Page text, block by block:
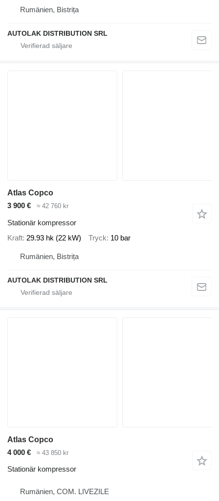
Rumänien, Bistrița
AUTOLAK DISTRIBUTION SRL
Atlas Copco
3 900 €
≈ 42 760 kr
Stationär kompressor
Kraft 29.93 hk (22 kW) Tryck 10 bar
Rumänien, Bistrița
AUTOLAK DISTRIBUTION SRL
Atlas Copco
4 000 €
≈ 43 850 kr
Stationär kompressor
Rumänien, COM. LIVEZILE